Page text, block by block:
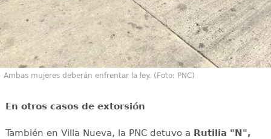
Ambas mujeres deberán enfrentar la ley. (Foto: PNC)
En otros casos de extorsión
También en Villa Nueva, la PNC detuvo a Rutilia "N",